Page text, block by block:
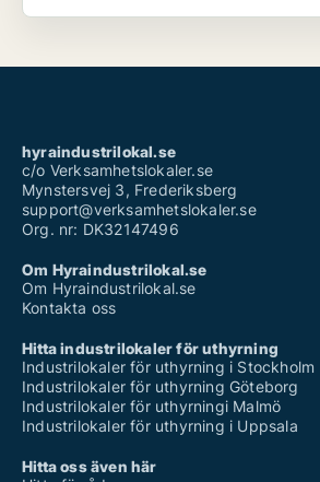
hyraindustrilokal.se
c/o Verksamhetslokaler.se
Mynstersvej 3, Frederiksberg
support@verksamhetslokaler.se
Org. nr: DK32147496
Om Hyraindustrilokal.se
Om Hyraindustrilokal.se
Kontakta oss
Hitta industrilokaler för uthyrning
Industrilokaler för uthyrning i Stockholm
Industrilokaler för uthyrning Göteborg
Industrilokaler för uthyrningi Malmö
Industrilokaler för uthyrning i Uppsala
Hitta oss även här